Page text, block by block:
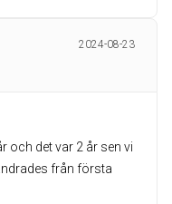
2024-08-23
och det var 2 år sen vi
från första